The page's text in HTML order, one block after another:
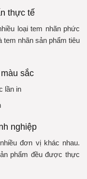
thực tế
loại tem nhãn phức
tem nhãn sản phẩm tiêu
sắc
lần in
nghiệp
đơn vị khác nhau.
phẩm đều được thực